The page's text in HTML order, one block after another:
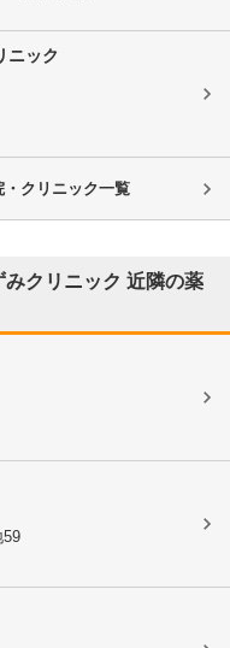
ニック
クリニック一覧
クリニック 近隣の薬
59